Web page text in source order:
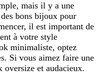
mais il y a une
bons bijoux pour
il est important de
à votre style
minimaliste, optez
Si vous aimez faire une
oversize et audacieux.